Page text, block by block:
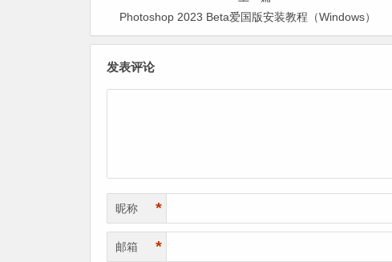
Photoshop 2023 Beta爱国版安装教程（Windows）
发表评论
昵称 *
邮箱 *